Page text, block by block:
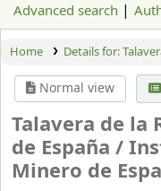
Advanced search
Home Details for:
Normal view
Talavera de la
de España /
Minero de